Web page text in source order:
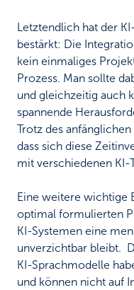
Letztendlich hat der
bestärkt: Die
kein einmaliges
Prozess. Man sollte
und gleichzeitig auch
spannende
Trotz des
dass sich diese
mit verschiedenen KI-
Eine weitere wichtige
optimal formulierten
KI-Systemen eine
unverzichtbar bleibt.
KI-Sprachmodelle
und können nicht auf